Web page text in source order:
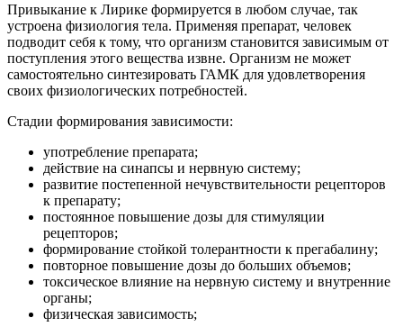
Привыкание к Лирике формируется в любом случае, так
устроена физиология тела. Применяя препарат, человек
подводит себя к тому, что организм становится зависимым от
поступления этого вещества извне. Организм не может
самостоятельно синтезировать ГАМК для удовлетворения
своих физиологических потребностей.
Стадии формирования зависимости:
употребление препарата;
действие на синапсы и нервную систему;
развитие постепенной нечувствительности рецепторов
к препарату;
постоянное повышение дозы для стимуляции
рецепторов;
формирование стойкой толерантности к прегабалину;
повторное повышение дозы до больших объемов;
токсическое влияние на нервную систему и внутренние
органы;
физическая зависимость;